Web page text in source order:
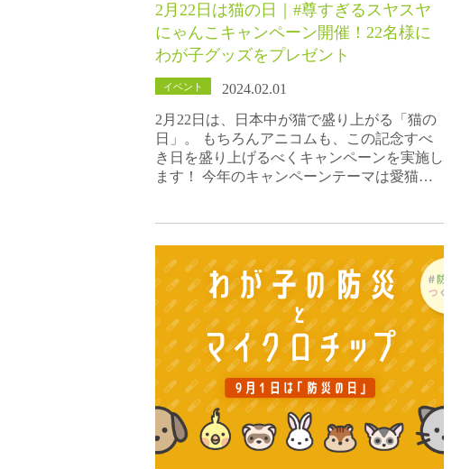
2月22日は猫の日｜#尊すぎるスヤスヤ
にゃんこキャンペーン開催！22名様に
わが子グッズをプレゼント
イベント
2024.02.01
2月22日は、日本中が猫で盛り上がる「猫の
日」。 もちろんアニコムも、この記念すべ
き日を盛り上げるべくキャンペーンを実施し
ます！ 今年のキャンペーンテーマは愛猫…